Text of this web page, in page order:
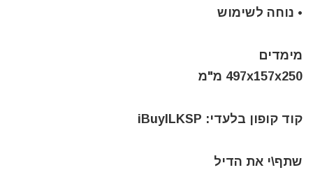
• נוחה לשימוש
מימדים
497x157x250 מ"מ
קוד קופון בלעדי: iBuyILKSP
שתף\י את הדיל